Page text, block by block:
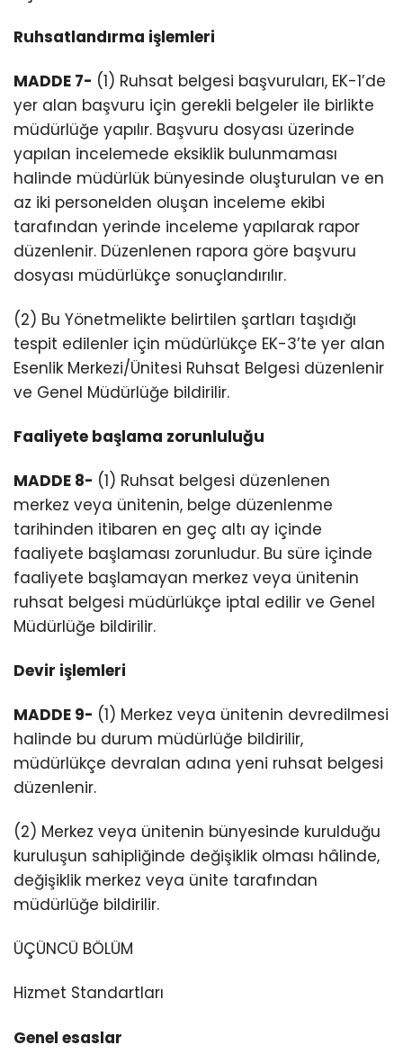
Ruhsatlandırma işlemleri
MADDE 7- (1) Ruhsat belgesi başvuruları, EK-1’de
yer alan başvuru için gerekli belgeler ile birlikte
müdürlüğe yapılır. Başvuru dosyası üzerinde
yapılan incelemede eksiklik bulunmaması
halinde müdürlük bünyesinde oluşturulan ve en
az iki personelden oluşan inceleme ekibi
tarafından yerinde inceleme yapılarak rapor
düzenlenir. Düzenlenen rapora göre başvuru
dosyası müdürlükçe sonuçlandırılır.
(2) Bu Yönetmelikte belirtilen şartları taşıdığı
tespit edilenler için müdürlükçe EK-3’te yer alan
Esenlik Merkezi/Ünitesi Ruhsat Belgesi düzenlenir
ve Genel Müdürlüğe bildirilir.
Faaliyete başlama zorunluluğu
MADDE 8- (1) Ruhsat belgesi düzenlenen
merkez veya ünitenin, belge düzenlenme
tarihinden itibaren en geç altı ay içinde
faaliyete başlaması zorunludur. Bu süre içinde
faaliyete başlamayan merkez veya ünitenin
ruhsat belgesi müdürlükçe iptal edilir ve Genel
Müdürlüğe bildirilir.
Devir işlemleri
MADDE 9- (1) Merkez veya ünitenin devredilmesi
halinde bu durum müdürlüğe bildirilir,
müdürlükçe devralan adına yeni ruhsat belgesi
düzenlenir.
(2) Merkez veya ünitenin bünyesinde kurulduğu
kuruluşun sahipliğinde değişiklik olması hâlinde,
değişiklik merkez veya ünite tarafından
müdürlüğe bildirilir.
ÜÇÜNCÜ BÖLÜM
Hizmet Standartları
Genel esaslar